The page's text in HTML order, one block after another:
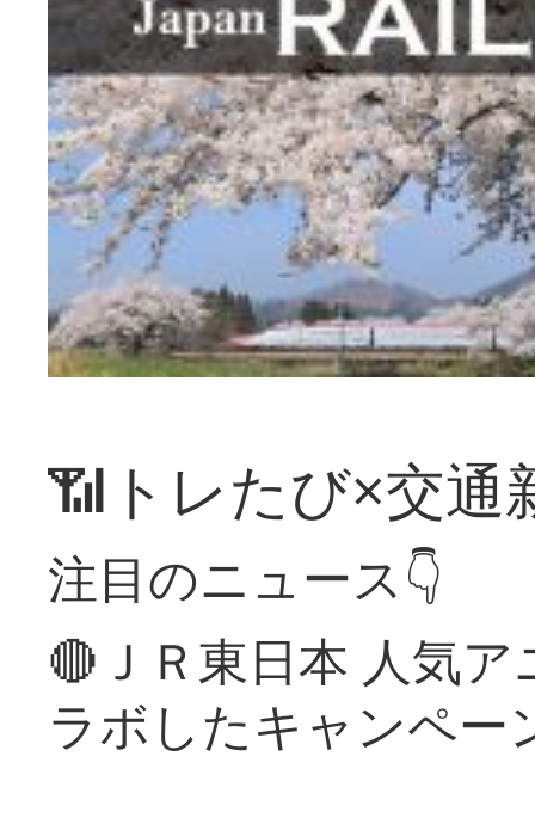
📶トレたび×交通
注目のニュース👇
🔴ＪＲ東日本 人気
ラボしたキャンペー